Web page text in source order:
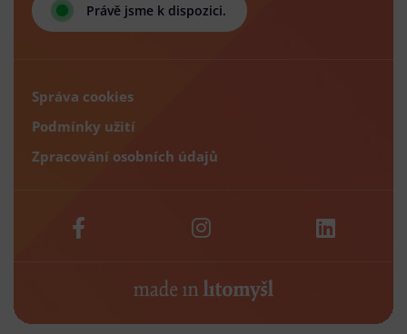
Právě jsme k dispozici.
Správa cookies
Podmínky užití
Zpracování osobních údajů